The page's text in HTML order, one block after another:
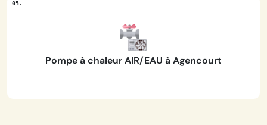
Pompe à chaleur AIR/EAU à Agencourt